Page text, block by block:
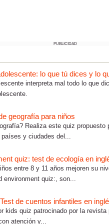
PUBLICIDAD
lo que tú dices y lo
interpreta mal todo lo que
geografía para niños
Realiza este quiz
y ciudades del...
quiz: test de ecología en
entre 8 y 11 años mejoren su
environment quiz:, son...
de cuentos infantiles en
kids quiz patrocinado por la
atención y...